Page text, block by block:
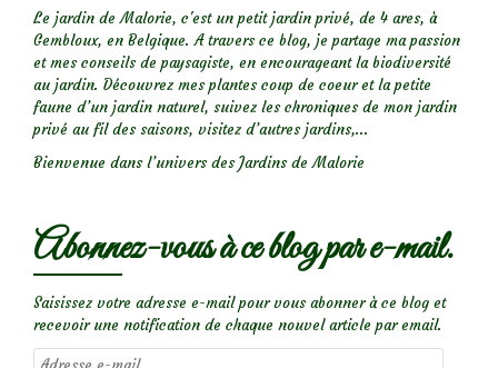
Le jardin de Malorie, c'est un petit jardin privé, de 4 ares, à
Gembloux, en Belgique. A travers ce blog, je partage ma passion
et mes conseils de paysagiste, en encourageant la biodiversité
au jardin. Découvrez mes plantes coup de coeur et la petite
faune d’un jardin naturel, suivez les chroniques de mon jardin
privé au fil des saisons, visitez d’autres jardins,...
Bienvenue dans l’univers des Jardins de Malorie
Abonnez-vous à ce blog par e-mail.
Saisissez votre adresse e-mail pour vous abonner à ce blog et
recevoir une notification de chaque nouvel article par email.
Adresse